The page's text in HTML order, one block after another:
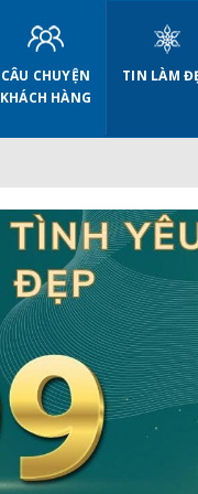
CÂU CHUYỆN
KHÁCH HÀNG
TIN LÀM